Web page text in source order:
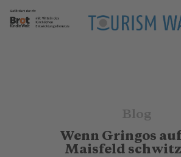
Blog
Wenn Gringos
Maisfeld